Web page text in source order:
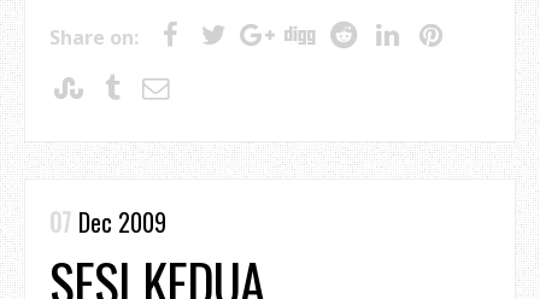
Share on:
07 Dec 2009
SESI KEDUA